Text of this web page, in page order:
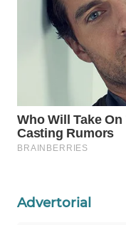
Advertorial
WAHANA
HEALTH
LAPAK
WAHANA
Network